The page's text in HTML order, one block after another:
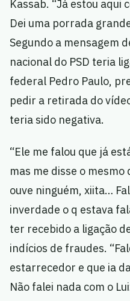
Kassab. “Já estou aqui
Dei uma porrada
Segundo a mensagem
nacional do PSD teria
federal Pedro Paulo,
pedir a retirada do
teria sido negativa.
“Ele me falou que já
mas me disse o
ouve ninguém, xiita…
inverdade o q estava
ter recebido a ligação
indícios de fraudes.
estarrecedor e que ia
Não falei nada com o